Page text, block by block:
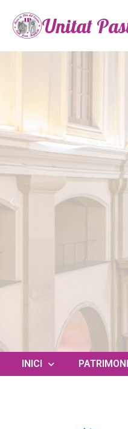
Unitat
INICI PATRIMONI